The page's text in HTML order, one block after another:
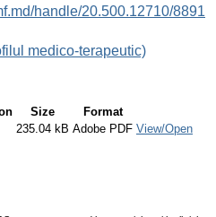
handle/20.500.12710/8891
medico-terapeutic)
Size
Format
235.04 kB Adobe PDF View/Open